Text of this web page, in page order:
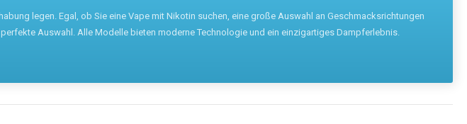
legen. Egal, ob Sie eine Vape mit Nikotin suchen, eine große Auswahl an Geschmacksrichtungen
Auswahl. Alle Modelle bieten moderne Technologie und ein einzigartiges Dampferlebnis.